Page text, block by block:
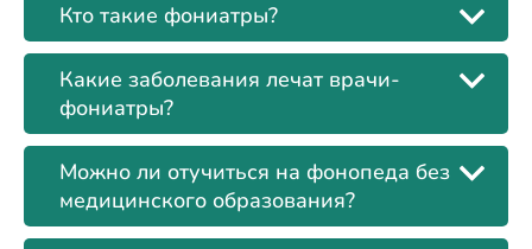
Кто такие фониатры?
Какие заболевания лечат врачи-
фониатры?
Можно ли отучиться на фонопеда без
медицинского образования?